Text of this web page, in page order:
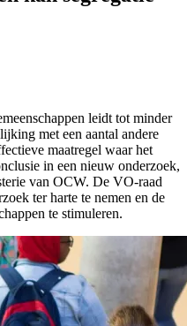
leidt tot minder
met een aantal andere
maatregel waar het
in een nieuw onderzoek,
van OCW. De VO-raad
ter harte te nemen en de
te stimuleren.